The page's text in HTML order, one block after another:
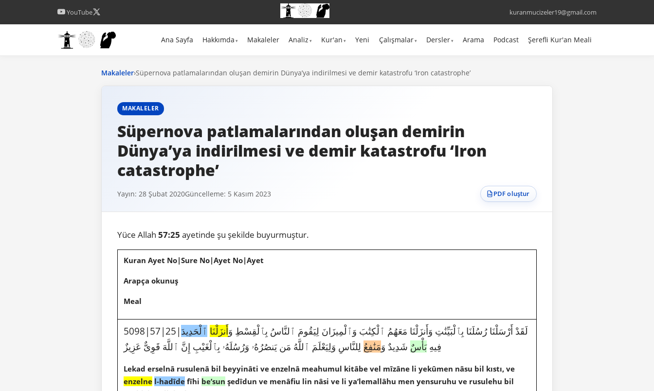
YouTube kuranmucizeler19@gmail.com
Ana Sayfa Hakkımda Makaleler Analiz Kur'an Yeni Çalışmalar Dersler Arama Podcast Şerefli Kur'an Meali
Makaleler›Süpernova patlamalarından oluşan demirin Dünya’ya indirilmesi ve demir katastrofu ‘Iron catastrophe’
MAKALELER
Süpernova patlamalarından oluşan demirin
Dünya’ya indirilmesi ve demir katastrofu ‘Iron
catastrophe’
Yayın: 28 Şubat 2020Güncelleme: 5 Kasım 2023 PDF oluştur
Yüce Allah 57:25 ayetinde şu şekilde buyurmuştur.
Kuran Ayet No|Sure No|Ayet No|Ayet
Arapça okunuş
Meal
5098|57|25|لَقَدْ أَرْسَلْنَا رُسُلَنَا بِٱلْبَيِّنَٰتِ وَأَنزَلْنَا مَعَهُمُ ٱلْكِتَٰبَ وَٱلْمِيزَانَ لِيَقُومَ ٱلنَّاسُ بِٱلْقِسْطِ وَأَنزَلْنَا ٱلْحَدِيدَ
فِيهِبَأْسٌ شَدِيدٌ وَمَنَٰفِعُ لِلنَّاسِ وَلِيَعْلَمَ ٱللَّهُ مَن يَنصُرُهُۥ وَرُسُلَهُۥ بِٱلْغَيْبِ إِنَّ ٱللَّهَ قَوِىٌّ عَزِيزٌ
Lekad erselnâ rusulenâ bil beyyinâti ve enzelnâ meahumul kitâbe vel mîzâne li yekûmen nâsu bil kıstı, ve
enzelne l-hadîde fîhi be’sun şedîdun ve menâfiu lin nâsi ve li ya’lemallâhu men yensuruhu ve rusulehu bil